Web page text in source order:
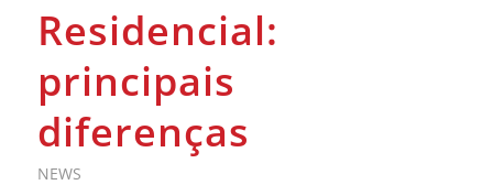
Residencial:
principais
diferenças
NEWS